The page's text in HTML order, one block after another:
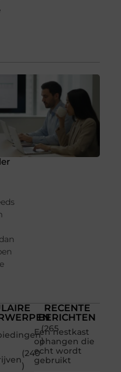
(265
)
(240
)
RECENTE
BERICHTEN
Een nestkast
ophangen die
echt wordt
gebruikt